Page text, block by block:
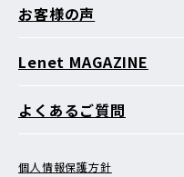
お客様の声
Lenet MAGAZINE
よくあるご質問
個人情報保護方針